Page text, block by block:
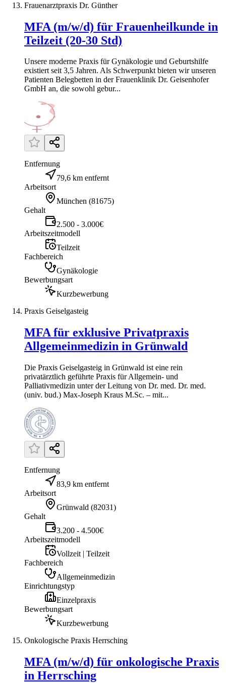
Frauenarztpraxis Dr. Günther
MFA (m/w/d) für Frauenheilkunde in
Teilzeit (20-30 Std)
Unsere moderne Praxis für Gynäkologie und Geburtshilfe
existiert seit 3,5 Jahren. Als Schwerpunkt bieten wir unseren
Patienten Belegbetten in der Frauenklinik Dr. Geisenhofer
GmbH an, die sowohl gebur...
Entfernung
79,6 km entfernt
Arbeitsort
München (81675)
Gehalt
2.500 - 3.000€
Arbeitszeitmodell
Teilzeit
Fachbereich
Gynäkologie
Bewerbungsart
Kurzbewerbung
Praxis Geiselgasteig
MFA für exklusive Privatpraxis
Allgemeinmedizin in Grünwald
Die Praxis Geiselgasteig in Grünwald ist eine rein
privatärztlich geführte Praxis für Allgemein- und
Palliativmedizin unter der Leitung von Dr. med. Dr. med.
(univ. bud.) Max-Joseph Kraus M.Sc. – mit...
Entfernung
83,9 km entfernt
Arbeitsort
Grünwald (82031)
Gehalt
3.200 - 4.500€
Arbeitszeitmodell
Vollzeit | Teilzeit
Fachbereich
Allgemeinmedizin
Einrichtungstyp
Einzelpraxis
Bewerbungsart
Kurzbewerbung
Onkologische Praxis Herrsching
MFA (m/w/d) für onkologische Praxis
in Herrsching